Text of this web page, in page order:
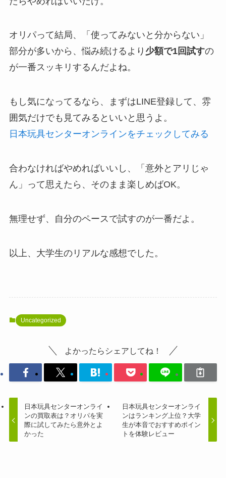
オリパって結局、「使ってみないと分からない」
部分が多いから、悩み続けるより 少額で1回試すの
が一番スッキリするんだよね。
もし気になってるなら、まずはLINE登録して、雰
囲気だけでも見てみるといいと思うよ。
日本玩具センターオンラインをチェックしてみる
合わなければやめればいいし、「意外とアリじゃ
ん」って思えたら、そのまま楽しめばOK。
無理せず、自分のペースで試すのが一番だよ。
以上、大学生のリアルな感想でした。
Uncategorized
よかったらシェアしてね！
日本玩具センターオンライ
ンの買取表は？オリパを実
際に試してみたら意外とよ
かった
日本玩具センターオンライ
ンはランキング上位？大学
生が本音でおすすめポイン
トを体験レビュー